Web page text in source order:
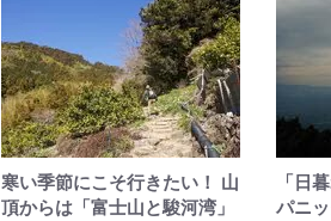
寒い季節にこそ行きたい！ 山
頂からは「富士山と駿河湾」
「日
パニ